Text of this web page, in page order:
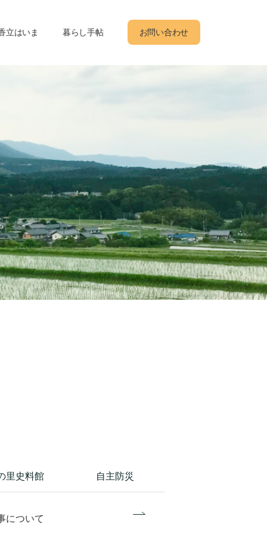
立はいま 暮らし手帖 お問い合わせ
里史料館 自主防災
について